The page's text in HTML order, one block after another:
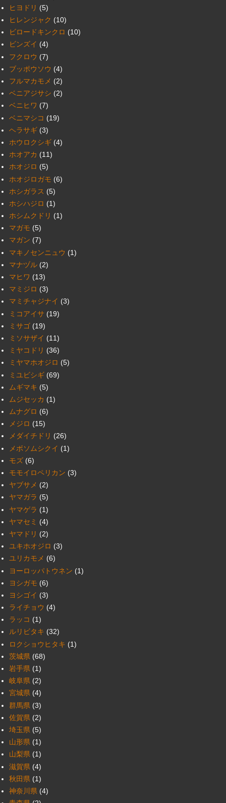
ヒヨドリ (5)
ヒレンジャク (10)
ビロードキンクロ (10)
ビンズイ (4)
フクロウ (7)
ブッポウソウ (4)
フルマカモメ (2)
ベニアジサシ (2)
ベニヒワ (7)
ベニマシコ (19)
ヘラサギ (3)
ホウロクシギ (4)
ホオアカ (11)
ホオジロ (5)
ホオジロガモ (6)
ホシガラス (5)
ホシハジロ (1)
ホシムクドリ (1)
マガモ (5)
マガン (7)
マキノセンニュウ (1)
マナヅル (2)
マヒワ (13)
マミジロ (3)
マミチャジナイ (3)
ミコアイサ (19)
ミサゴ (19)
ミソサザイ (11)
ミヤコドリ (36)
ミヤマホオジロ (5)
ミユビシギ (69)
ムギマキ (5)
ムジセッカ (1)
ムナグロ (6)
メジロ (15)
メダイチドリ (26)
メボソムシクイ (1)
モズ (6)
モモイロペリカン (3)
ヤブサメ (2)
ヤマガラ (5)
ヤマゲラ (1)
ヤマセミ (4)
ヤマドリ (2)
ユキホオジロ (3)
ユリカモメ (6)
ヨーロッパトウネン (1)
ヨシガモ (6)
ヨシゴイ (3)
ライチョウ (4)
ラッコ (1)
ルリビタキ (32)
ロクショウヒタキ (1)
茨城県 (68)
岩手県 (1)
岐阜県 (2)
宮城県 (4)
群馬県 (3)
佐賀県 (2)
埼玉県 (5)
山形県 (1)
山梨県 (1)
滋賀県 (4)
秋田県 (1)
神奈川県 (4)